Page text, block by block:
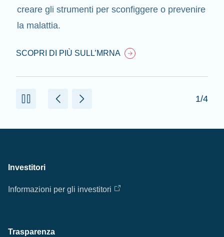
creare gli strumenti per sconfiggere o prevenire
la malattia.
SCOPRI DI PIÙ SULL’MRNA
1/4
Investitori
Informazioni per gli investitori
Trasparenza